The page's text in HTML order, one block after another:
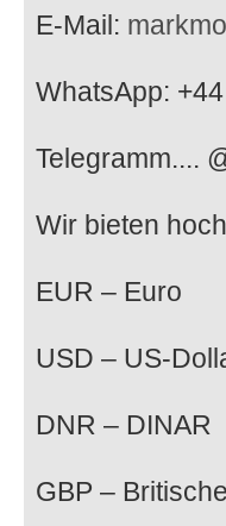
E-Mail:
WhatsApp:
Telegramm....
Wir bieten
EUR – Euro
USD – US-
DNR – DINAR
GBP –